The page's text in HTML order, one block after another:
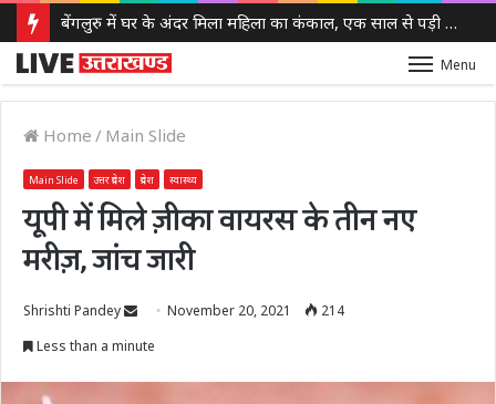
बेंगलुरु में घर के अंदर मिला महिला का कंकाल, एक साल से पड़ी थी लाश, बेटी से भी नहीं था संपर्क
Menu
Home / Main Slide
Main Slide उत्तर प्रदेश प्रदेश स्वास्थ्य
यूपी में मिले ज़ीका वायरस के तीन नए
मरीज़, जांच जारी
Shrishti Pandey
SendNovember 20, 2021
214
Less than a minute